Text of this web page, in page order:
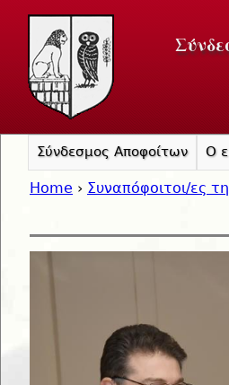
Home › Συναπόφοιτοι/ες
Σύνδεσμος Αποφοίτων Ο